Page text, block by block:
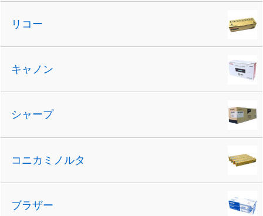
リコー
キャノン
シャープ
コニカミノルタ
ブラザー